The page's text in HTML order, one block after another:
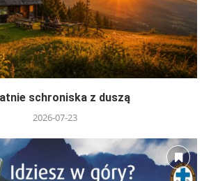
schroniska z duszą
2026-07-23